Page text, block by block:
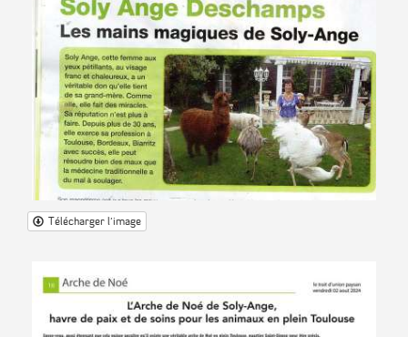
Télécharger l'image